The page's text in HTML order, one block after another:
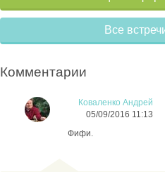
Все
Комментарии
Коваленко Андрей
05/09/2016 11:13
Фифи.